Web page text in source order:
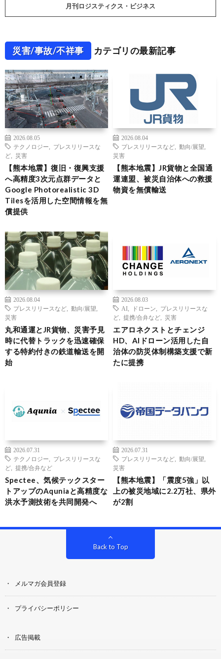
月刊ロジスティクス・ビジネス
災害/事故/不祥事 カテゴリの最新記事
2026.08.05
テクノロジー
プレスリリースな
ど
災害
【熊本地震】復旧・復興支援
へ高精度3次元点群データと
Google Photorealistic 3D
Tilesを活用した空間情報を無
償提供
2026.08.04
プレスリリースなど
動向/展望
災害
【熊本地震】JR貨物と全国通
運連盟、被災自治体への救援
物資を無償輸送
2026.08.04
プレスリリースなど
動向/展望
災害
丸和通運とJR貨物、災害予見
時に代替トラックを迅速確保
する特約付きの鉄道輸送を開
始
2026.08.03
AI
ドローン
プレスリリースな
ど
提携/合弁など 災害
エアロネクストとチェンジ
HD、AIドローン活用した自
治体の防災体制構築支援で新
たに提携
2026.07.31
テクノロジー
プレスリリースな
ど
提携/合弁など
Spectee、気候テックスター
トアップのAquniaと高精度な
洪水予測技術を共同開発へ
2026.07.31
プレスリリースなど
動向/展望
災害
【熊本地震】「震度5強」以
上の被災地域に2.2万社、県外
が2割
Back to Top
メルマガ会員登録
プライバシーポリシー
広告掲載